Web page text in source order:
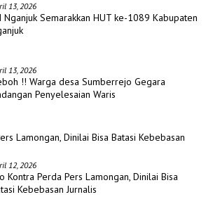
13, 2026
Nganjuk Semarakkan HUT ke-1089 Kabupaten
13, 2026
!! Warga desa Sumberrejo Gegara
Penyelesaian Waris
12, 2026
Kontra Perda Pers Lamongan, Dinilai Bisa
Kebebasan Jurnalis